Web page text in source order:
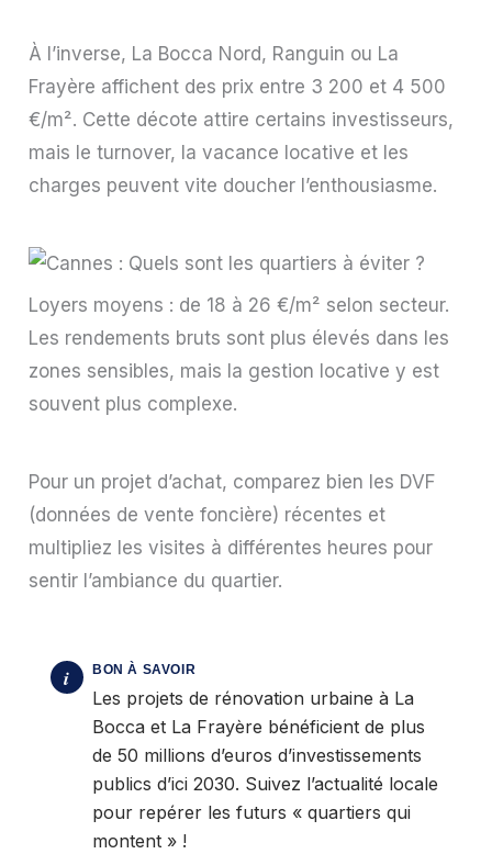
À l’inverse, La Bocca Nord, Ranguin ou La
Frayère affichent des prix entre 3 200 et 4 500
€/m². Cette décote attire certains investisseurs,
mais le turnover, la vacance locative et les
charges peuvent vite doucher l’enthousiasme.
Loyers moyens : de 18 à 26 €/m² selon secteur.
Les rendements bruts sont plus élevés dans les
zones sensibles, mais la gestion locative y est
souvent plus complexe.
Pour un projet d’achat, comparez bien les DVF
(données de vente foncière) récentes et
multipliez les visites à différentes heures pour
sentir l’ambiance du quartier.
Les projets de rénovation urbaine à La
Bocca et La Frayère bénéficient de plus
de 50 millions d’euros d’investissements
publics d’ici 2030. Suivez l’actualité locale
pour repérer les futurs « quartiers qui
montent » !